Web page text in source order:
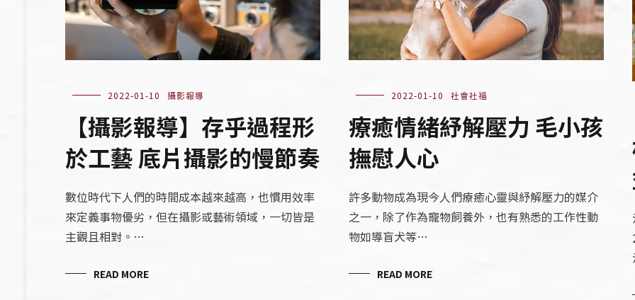
2022-01-10 攝影報導
【攝影報導】存乎過程形
於工藝 底片攝影的慢節奏
數位時代下人們的時間成本越來越高，也慣用效率
來定義事物優劣，但在攝影或藝術領域，一切皆是
主觀且相對。…
READ MORE
2022-01-10 社會社福
療癒情緒紓解壓力 毛小孩
撫慰人心
許多動物成為現今人們療癒心靈與紓解壓力的媒介
之一，除了作為寵物飼養外，也有熟悉的工作性動
物如導盲犬等…
READ MORE